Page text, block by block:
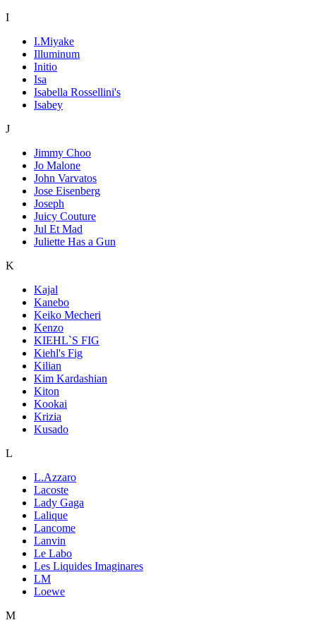
I
I.Miyake
Illuminum
Initio
Isa
Isabella Rossellini's
Isabey
J
Jimmy Choo
Jo Malone
John Varvatos
Jose Eisenberg
Joseph
Juicy Couture
Jul Et Mad
Juliette Has a Gun
K
Kajal
Kanebo
Keiko Mecheri
Kenzo
KIEHL`S FIG
Kiehl's Fig
Kilian
Kim Kardashian
Kiton
Kookai
Krizia
Kusado
L
L.Azzaro
Lacoste
Lady Gaga
Lalique
Lancome
Lanvin
Le Labo
Les Liquides Imaginares
LM
Loewe
M